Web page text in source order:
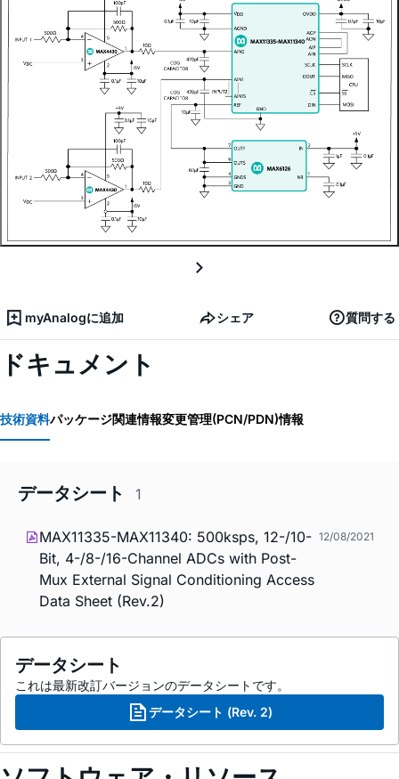
myAnalogに追加 シェア 質問する
ドキュメント
技術資料パッケージ関連情報変更管理(PCN/PDN)情報
データシート 1
MAX11335-MAX11340: 500ksps, 12-/10-
Bit, 4-/8-/16-Channel ADCs with Post-
Mux External Signal Conditioning Access
Data Sheet (Rev.2)
12/08/2021
データシート
これは最新改訂バージョンのデータシートです。
データシート (Rev. 2)